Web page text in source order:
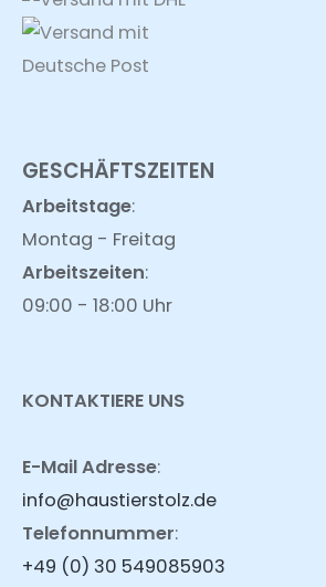
GESCHÄFTSZEITEN
Arbeitstage:
Montag - Freitag
Arbeitszeiten:
09:00 - 18:00 Uhr
KONTAKTIERE UNS
E-Mail Adresse:
info@haustierstolz.de
Telefonnummer:
+49 (0) 30 549085903